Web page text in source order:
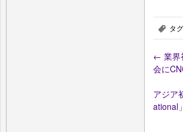
, タ
← 業界
会に
アジア
ational